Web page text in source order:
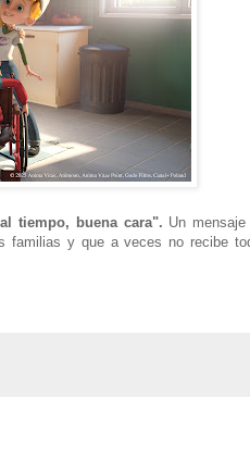
tiempo, buena cara". Un
familias y que a veces no recibe